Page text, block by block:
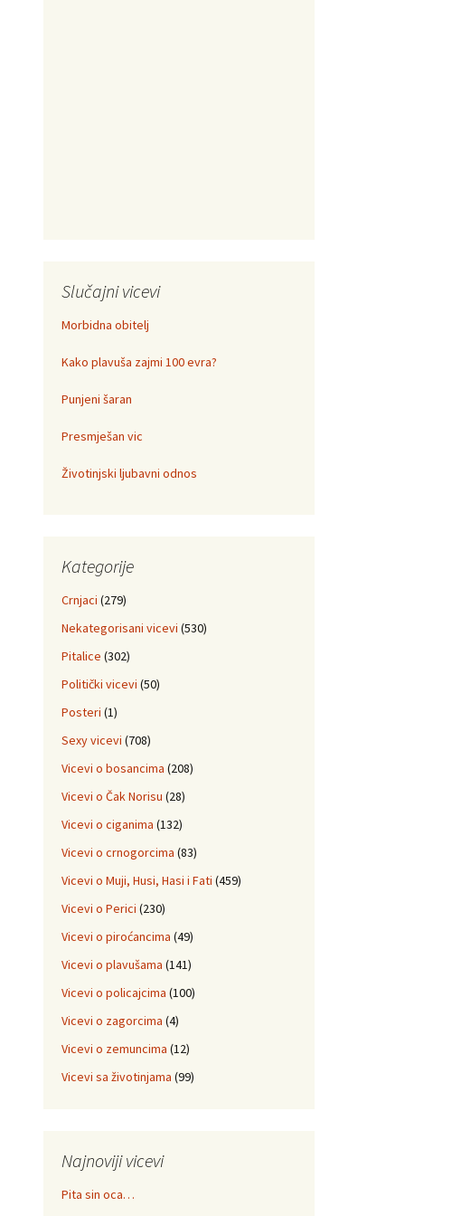
Slučajni vicevi
Morbidna obitelj
Kako plavuša zajmi 100 evra?
Punjeni šaran
Presmješan vic
Životinjski ljubavni odnos
Kategorije
Crnjaci (279)
Nekategorisani vicevi (530)
Pitalice (302)
Politički vicevi (50)
Posteri (1)
Sexy vicevi (708)
Vicevi o bosancima (208)
Vicevi o Čak Norisu (28)
Vicevi o ciganima (132)
Vicevi o crnogorcima (83)
Vicevi o Muji, Husi, Hasi i Fati (459)
Vicevi o Perici (230)
Vicevi o piroćancima (49)
Vicevi o plavušama (141)
Vicevi o policajcima (100)
Vicevi o zagorcima (4)
Vicevi o zemuncima (12)
Vicevi sa životinjama (99)
Najnoviji vicevi
Pita sin oca…